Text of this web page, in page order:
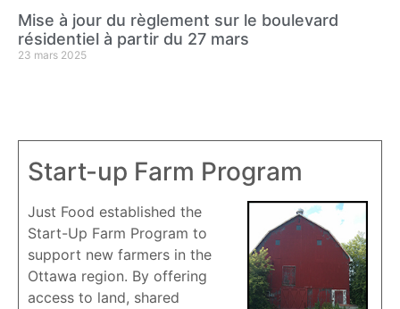
Mise à jour du règlement sur le boulevard
résidentiel à partir du 27 mars
23 mars 2025
Start-up Farm Program
Just Food established the
Start-Up Farm Program to
support new farmers in the
Ottawa region. By offering
access to land, shared